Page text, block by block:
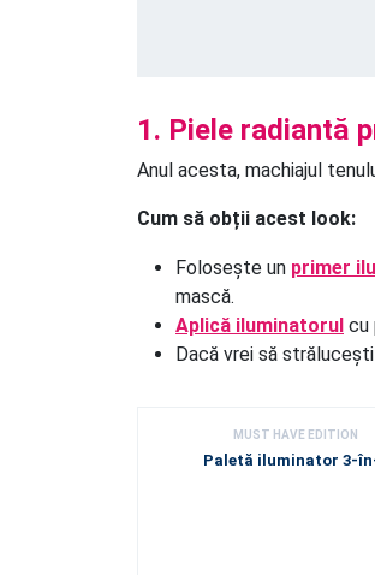
1. Piele radiantă
Anul acesta, machiajul
Cum să obții acest look:
Folosește un primer
mască.
Aplică iluminatorul cu
Dacă vrei să
MUST HAVE EDITION
Paletă iluminator 3-